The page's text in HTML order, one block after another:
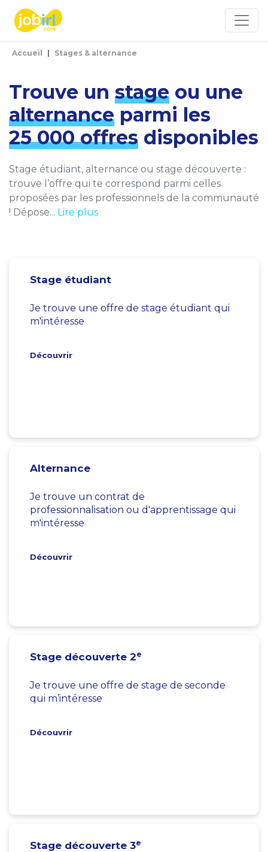
Accueil Stages & alternance
Trouve un stage ou une
alternance parmi les
25 000 offres disponibles
Stage étudiant, alternance ou stage découverte :
trouve l’offre qui te correspond parmi celles
proposées par les professionnels de la communauté
! Dépose... Lire plus
Stage étudiant
Je trouve une offre de stage étudiant qui
m'intéresse
Découvrir
Alternance
Je trouve un contrat de
professionnalisation ou d'apprentissage qui
m'intéresse
Découvrir
Stage découverte 2e
Je trouve une offre de stage de seconde
qui m’intéresse
Découvrir
Stage découverte 3e
Panneau de gestion des cookies